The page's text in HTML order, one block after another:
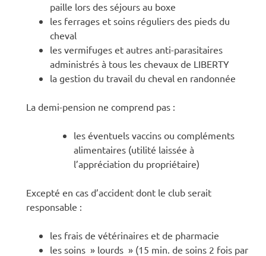
paille lors des séjours au boxe
les ferrages et soins réguliers des pieds du
cheval
les vermifuges et autres anti-parasitaires
administrés à tous les chevaux de LIBERTY
la gestion du travail du cheval en randonnée
La demi-pension ne comprend pas :
les éventuels vaccins ou compléments
alimentaires (utilité laissée à
l’appréciation du propriétaire)
Excepté en cas d’accident dont le club serait
responsable :
les frais de vétérinaires et de pharmacie
les soins » lourds » (15 min. de soins 2 fois par